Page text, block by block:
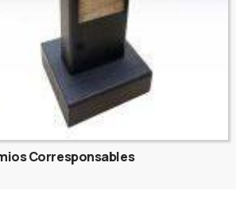
Corresponsables